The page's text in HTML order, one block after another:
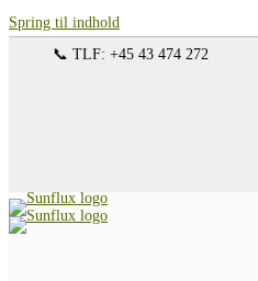
Spring til indhold
📞 TLF: +45 43 474 272